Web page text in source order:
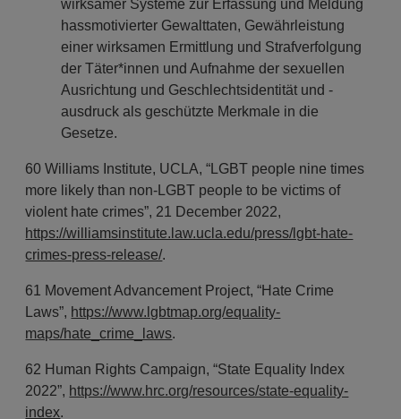
wirksamer Systeme zur Erfassung und Meldung
hassmotivierter Gewalttaten, Gewährleistung
einer wirksamen Ermittlung und Strafverfolgung
der Täter*innen und Aufnahme der sexuellen
Ausrichtung und Geschlechtsidentität und -
ausdruck als geschützte Merkmale in die
Gesetze.
60 Williams Institute, UCLA, “LGBT people nine times
more likely than non-LGBT people to be victims of
violent hate crimes”, 21 December 2022,
https://williamsinstitute.law.ucla.edu/press/lgbt-hate-
crimes-press-release/.
61 Movement Advancement Project, “Hate Crime
Laws”, https://www.lgbtmap.org/equality-
maps/hate_crime_laws.
62 Human Rights Campaign, “State Equality Index
2022”, https://www.hrc.org/resources/state-equality-
index.